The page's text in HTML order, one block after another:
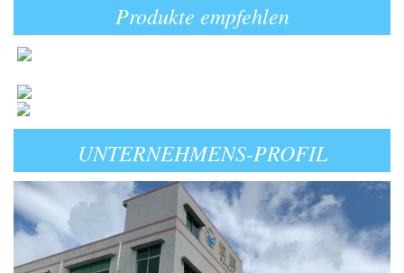
Produkte empfehlen
UNTERNEHMENS-PROFIL